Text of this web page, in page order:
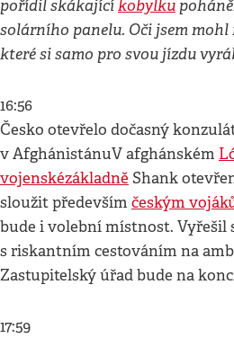
pořídil skákajícíkobylku
solárního panelu. Oči jsem
které si samo pro svou jízdu
16:56
Česko otevřelo dočasný
v AfghánistánuV afghánském
vojenskézákladně Shank
sloužit především českým
bude i volební místnost. Vyřešil
s riskantním cestováním na
Zastupitelský úřad bude na
17:59